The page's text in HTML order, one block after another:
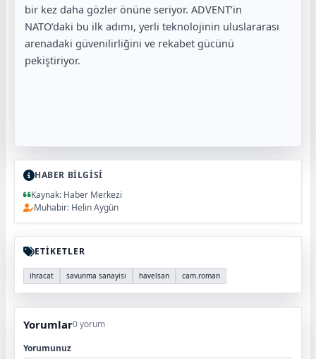
bir kez daha gözler önüne seriyor. ADVENT’in
NATO’daki bu ilk adımı, yerli teknolojinin uluslararası
arenadaki güvenilirliğini ve rekabet gücünü
pekiştiriyor.
HABER BİLGİSİ
Kaynak: Haber Merkezi
Muhabir: Helin Aygün
ETİKETLER
ihracat savunma sanayisi havelsan cam.roman
Yorumlar0 yorum
Yorumunuz